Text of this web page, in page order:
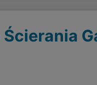
Ścierania